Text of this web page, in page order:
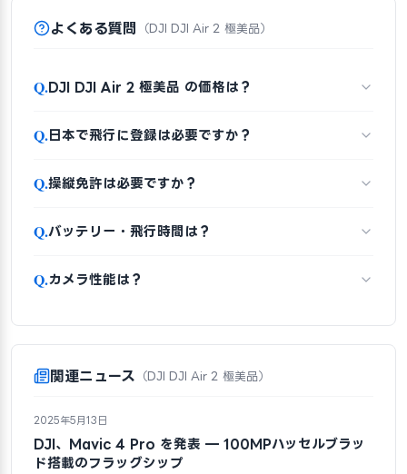
よくある質問 （DJI DJI Air 2 極美品）
Q.DJI DJI Air 2 極美品 の価格は？
Q.日本で飛行に登録は必要ですか？
Q.操縦免許は必要ですか？
Q.バッテリー・飛行時間は？
Q.カメラ性能は？
関連ニュース （DJI DJI Air 2 極美品）
2025年5月13日
DJI、Mavic 4 Pro を発表 — 100MPハッセルブラッ
ド搭載のフラッグシップ